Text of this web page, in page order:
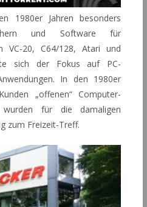
1980er Jahren besonders
und Software für
VC-20, C64/128, Atari und
sich der Fokus auf PC-
In den 1980er
„offenen“ Computer-
für die damaligen
zum Freizeit-Treff.